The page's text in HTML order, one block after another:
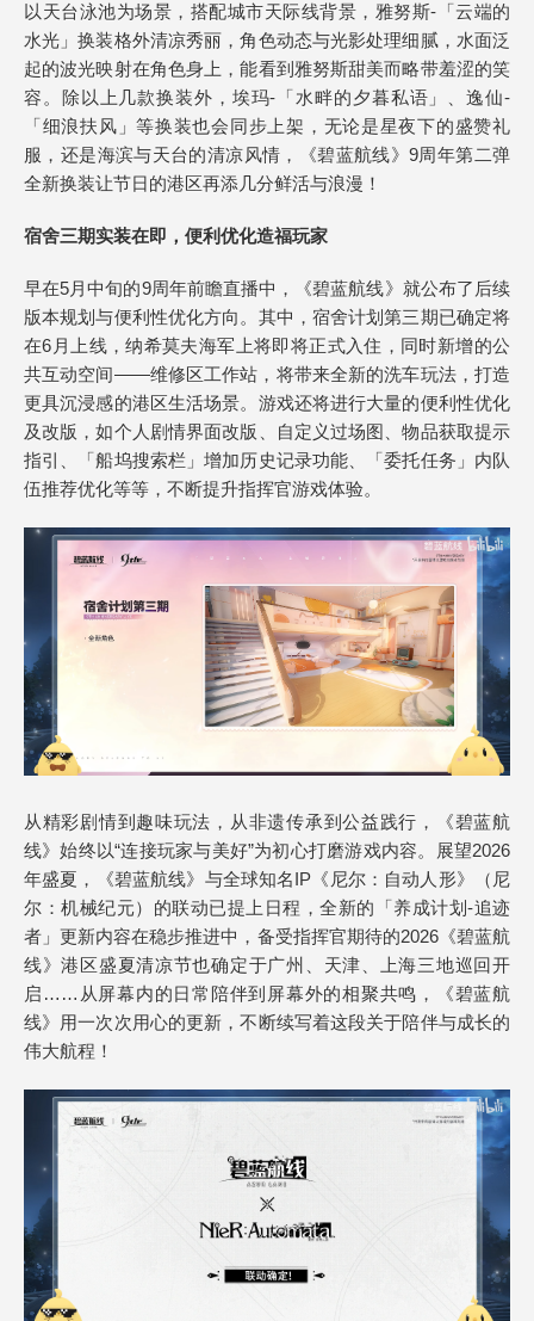
以天台泳池为场景，搭配城市天际线背景，雅努斯-「云端的
水光」换装格外清凉秀丽，角色动态与光影处理细腻，水面泛
起的波光映射在角色身上，能看到雅努斯甜美而略带羞涩的笑
容。除以上几款换装外，埃玛-「水畔的夕暮私语」、逸仙-
「细浪扶风」等换装也会同步上架，无论是星夜下的盛赞礼
服，还是海滨与天台的清凉风情，《碧蓝航线》9周年第二弹
全新换装让节日的港区再添几分鲜活与浪漫！
宿舍三期实装在即，便利优化造福玩家
早在5月中旬的9周年前瞻直播中，《碧蓝航线》就公布了后续
版本规划与便利性优化方向。其中，宿舍计划第三期已确定将
在6月上线，纳希莫夫海军上将即将正式入住，同时新增的公
共互动空间——维修区工作站，将带来全新的洗车玩法，打造
更具沉浸感的港区生活场景。游戏还将进行大量的便利性优化
及改版，如个人剧情界面改版、自定义过场图、物品获取提示
指引、「船坞搜索栏」增加历史记录功能、「委托任务」内队
伍推荐优化等等，不断提升指挥官游戏体验。
从精彩剧情到趣味玩法，从非遗传承到公益践行，《碧蓝航
线》始终以“连接玩家与美好”为初心打磨游戏内容。展望2026
年盛夏，《碧蓝航线》与全球知名IP《尼尔：自动人形》（尼
尔：机械纪元）的联动已提上日程，全新的「养成计划-追迹
者」更新内容在稳步推进中，备受指挥官期待的2026《碧蓝航
线》港区盛夏清凉节也确定于广州、天津、上海三地巡回开
启……从屏幕内的日常陪伴到屏幕外的相聚共鸣，《碧蓝航
线》用一次次用心的更新，不断续写着这段关于陪伴与成长的
伟大航程！